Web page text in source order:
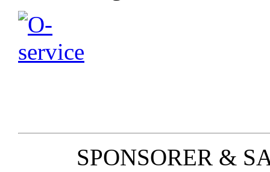
SPONSORER &